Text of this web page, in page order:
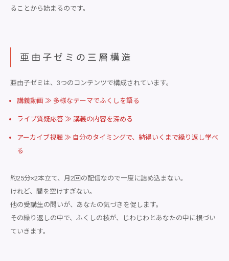
ることから始まるのです。
亜由子ゼミの三層構造
亜由子ゼミは、3つのコンテンツで構成されています。
講義動画 ≫ 多様なテーマでふくしを語る
ライブ質疑応答 ≫ 講義の内容を深める
アーカイブ視聴 ≫ 自分のタイミングで、納得いくまで繰り返し学べ
る
約25分×2本立て、月2回の配信なので一度に詰め込まない。
けれど、間を空けすぎない。
他の受講生の問いが、あなたの気づきを促します。
その繰り返しの中で、ふくしの核が、じわじわとあなたの中に根づい
ていきます。